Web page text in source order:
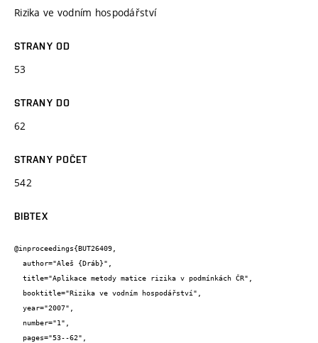
Rizika ve vodním hospodářství
STRANY OD
53
STRANY DO
62
STRANY POČET
542
BIBTEX
@inproceedings{BUT26409,